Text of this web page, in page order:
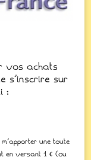
vos achats
s'inscrire sur
:
une toute
en versant 1 € (ou